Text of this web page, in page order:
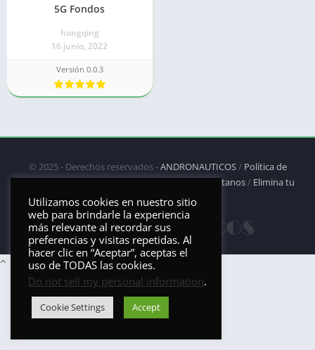
5G Fondos
hongqing
16 junio, 2022
Versión 0.0.3
© 2025 - Derechos reservados -ANDRONAUTICOS/ Política de
privacidad/Política de Cookies/DMCA/Contáctanos/ Elimina tu
aplicación
Utilizamos cookies en nuestro sitio
web para brindarle la experiencia
más relevante al recordar sus
preferencias y visitas repetidas. Al
hacer clic en “Aceptar”, aceptas el
uso de TODAS las cookies.
Do not sell my personal information.
Cookie Settings Accept